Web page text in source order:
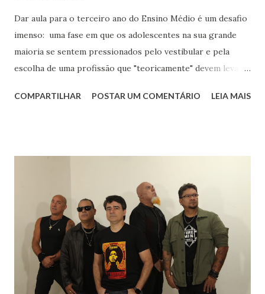
Dar aula para o terceiro ano do Ensino Médio é um desafio
imenso: uma fase em que os adolescentes na sua grande
maioria se sentem pressionados pelo vestibular e pela
escolha de uma profissão que "teoricamente" devem levar
gostava muito de música, de livros, de escrever, de falar e
Letras, onde teria minha licenciatura e poderia aprender
mais sobre os autores que já faziam parte de minha vida.
Sempre gostei muito das aulas de História: para entender
literatura é importante saber sobre o contexto histórico
da obra, quais os acontecimentos determinantes na
sociedade da época. Tive ótimos professores de História
no Fundamental, no Médio e na Faculdade mas um do
COMPARTILHAR POSTAR UM COMENTÁRIO LEIA MAIS